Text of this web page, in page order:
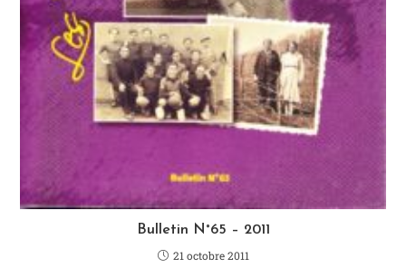
Bulletin N°65 – 2011
21 octobre 2011